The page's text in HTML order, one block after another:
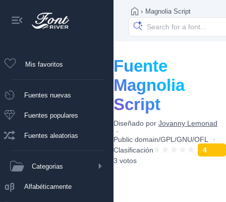
Mis favoritos
Fuentes nuevas
Fuentes populares
Fuentes aleatorias
Categorias
Alfabéticamente
› Magnolia Script
Fuente
Magnolia
Script
Diseñado por Jovanny Lemonad
Public domain/GPL/GNU/OFL
Clasificación
4
3 votos